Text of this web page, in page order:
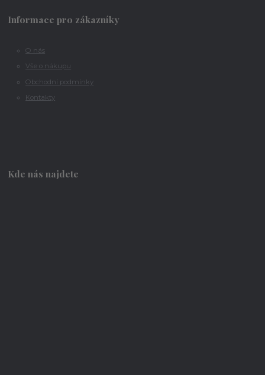
Informace pro zákazníky
O nás
Vše o nákupu
Obchodní podmínky
Kontakty
Kde nás najdete